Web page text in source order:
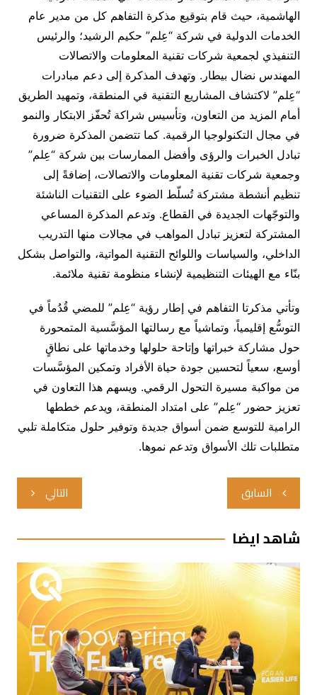
الهاشمية، حيث قام بتوقيع مذكرة التفاهم كل من مدير عام
الخدمات الدولية في شركة “عِلم” حكيم الرشيد؛ والرئيس
التنفيذي لجمعية شركات تقنية المعلومات والاتصالات
المهندس نضال بيطار. وتهدف المذكرة إلى دعم مبادرات
“عِلم” لاكتشاف المشاريع التقنية في المنطقة، وتمهيد الطريق
أمام المزيد من التعاون، وتأسيس شراكة تُحفّز الابتكار والنمو
في مجال التكنولوجيا الرقمية. كما تتضمن المذكرة ضرورة
تبادل الخبرات والرؤى وأفضل الممارسات بين شركة “عِلم”
وجمعية شركات تقنية المعلومات والاتصالات، إضافةً إلى
تنظيم أنشطة مشتركة تُسلّط الضوء على التقنيات الناشئة
والتوجّهات الجديدة في القطاع. وتدعم المذكرة المساعي
المشتركة لتعزيز تبادل المواهب في مجالات منها التدريب
الداخلي، والسياسات واللوائح التقنية المواتية، والتواصل بشكل
بنّاء مع الهيئات التنظيمية لإنشاء منظومة تقنية ملائمة.
وتأتي مذكرتا التفاهم في إطار رؤية “عِلم” للمضي قُدُماً في
التوسُّع إقليمياً، وتماشياً مع رسالتها المؤسَّسية المتمحورة
حول مشاركة خبراتها وإتاحة حلولها وخدماتها على نطاقٍ
أوسع، سعياً لتحسين جودة حياة الأفراد وتمكين المؤسَّسات
من مواكبة مسيرة التحول الرقمي. ويسهم هذا التعاون في
تعزيز حضور “عِلم” على امتداد المنطقة، ويدعم خططها
الرامية للتوسع ضمن أسواق جديدة وتوفير حلول متكاملة تلبي
متطلبات تلك الأسواق وتدعم نموها.
تصفّح
المقالات
السابق التالي
شاهد ايضا